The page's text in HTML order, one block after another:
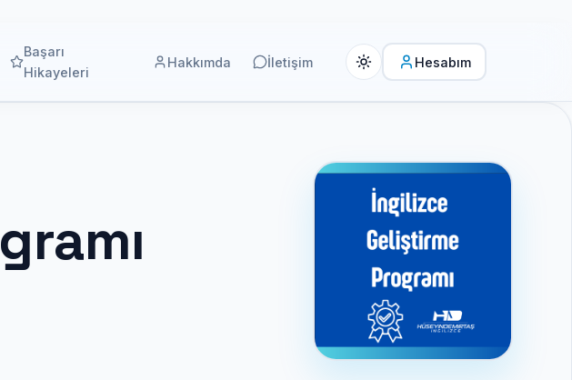
Başarı
Hikayeleri
Hakkımda İletişim Hesabım